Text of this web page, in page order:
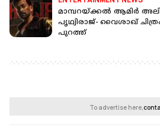
മാമ്പറയ്ക്കൽ ആമിർ
പൃഥ്വിരാജ്- വൈശാഖ്
പുറത്ത്
To advertise here,